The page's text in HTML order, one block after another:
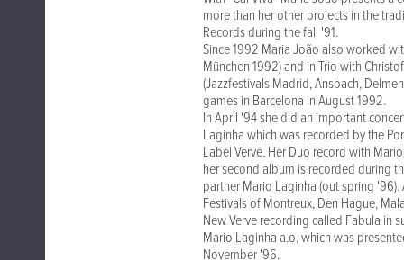
more than her other projects in the
Records during the fall '91.
Since 1992 Maria João also worked
München 1992) and in Trio with
(Jazzfestivals Madrid, Ansbach,
games in Barcelona in August 1992.
In April '94 she did an important
Laginha which was recorded by the
Label Verve. Her Duo record with
her second album is recorded during
partner Mario Laginha (out spring
Festivals of Montreux, Den Hague,
New Verve recording called Fabula in
Mario Laginha a.o, which was
November '96.